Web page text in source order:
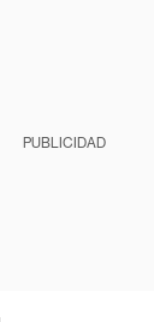
PUBLICIDAD